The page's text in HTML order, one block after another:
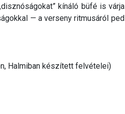
kínáló büfé is
— a verseny ritmusáról
Halmiban készített felvételei)